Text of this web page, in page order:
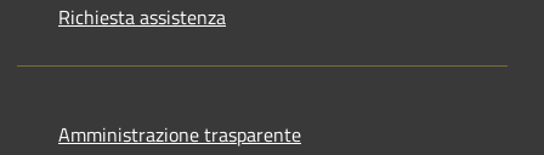
Richiesta assistenza
Amministrazione trasparente